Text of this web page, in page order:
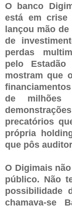
O banco
está em
lançou mão
de
perdas
pelo
mostram que
de milhões
precatórios
própria
que pôs
O Digimais
público. Não
possibilidade
chamava-se